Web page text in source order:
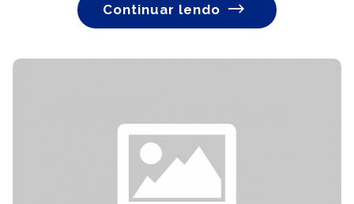
Continuar lendo